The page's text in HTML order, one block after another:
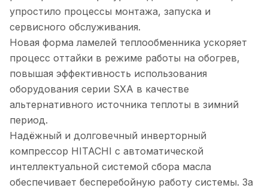
упростило процессы монтажа, запуска и
сервисного обслуживания.
Новая форма ламелей теплообменника ускоряет
процесс оттайки в режиме работы на обогрев,
повышая эффективность использования
оборудования серии SXA в качестве
альтернативного источника теплоты в зимний
период.
Надёжный и долговечный инверторный
компрессор HITACHI с автоматической
интеллектуальной системой сбора масла
обеспечивает бесперебойную работу системы. За